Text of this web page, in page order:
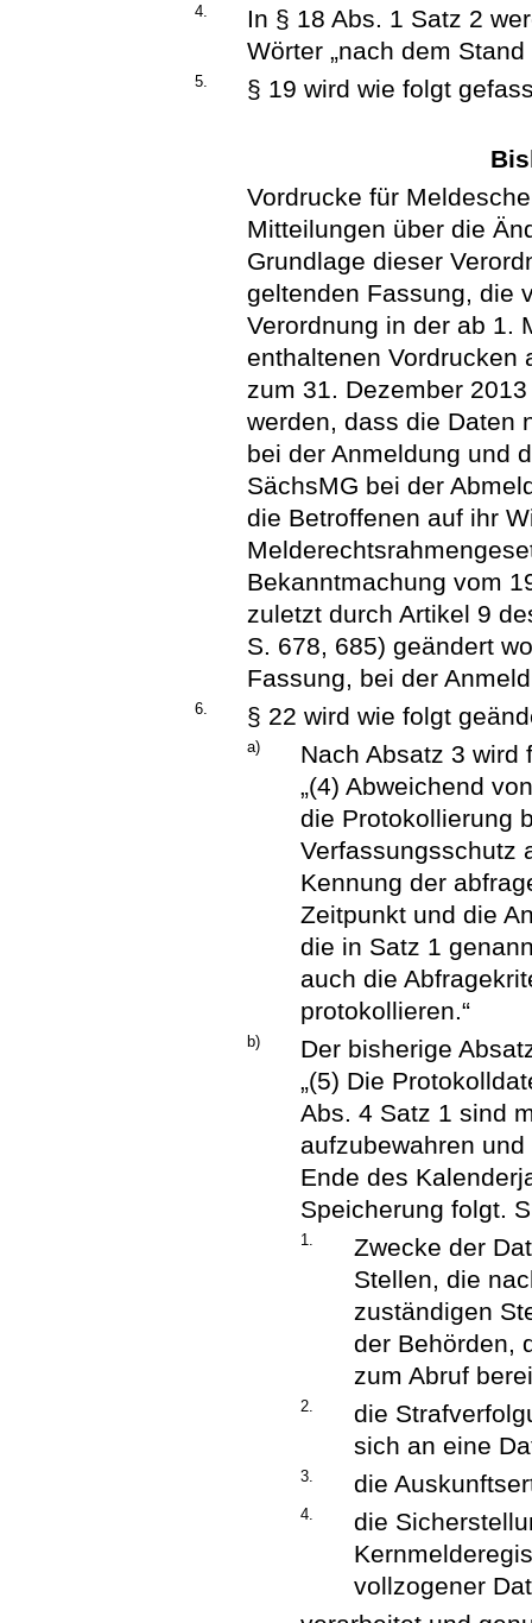
4.
In § 18 Abs. 1 Satz 2
Wörter „nach dem
5. § 19 wird wie folgt
Vordrucke für
Mitteilungen über die
Grundlage dieser
geltenden Fassung, die
Verordnung in der ab 1.
enthaltenen Vordrucken
zum 31. Dezember
werden, dass die Daten
bei der Anmeldung und
SächsMG bei der
die Betroffenen auf ihr
Bekanntmachung vom
zuletzt durch Artikel 9
S. 678, 685) geändert
Fassung, bei der
6. § 22 wird wie folgt
a)
Nach Absatz 3 wird
„(4) Abweichend
die Protokollierung
Verfassungsschutz
Kennung der
Zeitpunkt und die
die in Satz 1
auch die
protokollieren.“
b)
Der bisherige
„(5) Die
Abs. 4 Satz 1 sind
aufzubewahren
Ende des
Speicherung folgt.
1.
Zwecke der
Stellen, die
zuständigen
der Behörden,
zum Abruf
2.
die
sich an eine
3. die
4.
die
vollzogener